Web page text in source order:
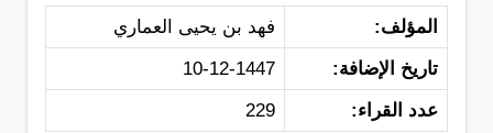
المؤلف:
فهد بن يحيى العماري
تاريخ الإضافة:
10-12-1447
عدد القراء:
229